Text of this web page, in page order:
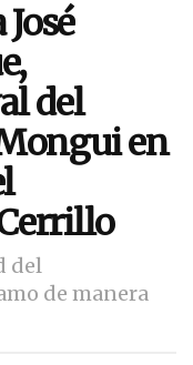
del
en
del
de manera